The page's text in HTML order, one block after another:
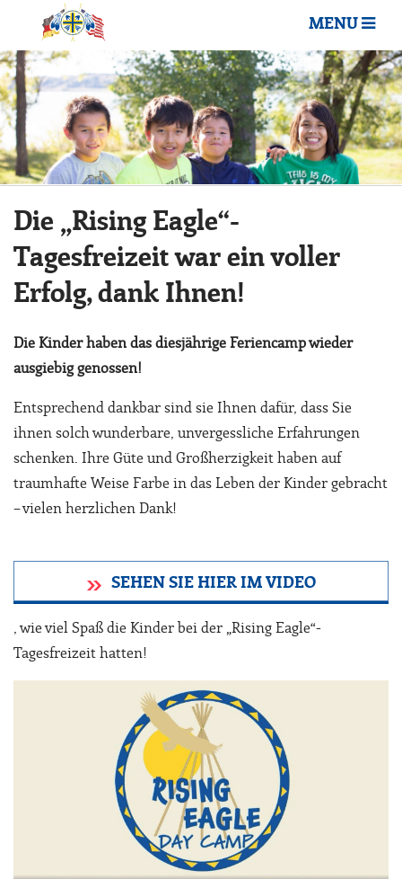
MENU
Die „Rising Eagle“-
Tagesfreizeit war ein voller
Erfolg, dank Ihnen!
Die Kinder haben das diesjährige Feriencamp wieder
ausgiebig genossen!
Entsprechend dankbar sind sie Ihnen dafür, dass Sie
ihnen solch wunderbare, unvergessliche Erfahrungen
schenken. Ihre Güte und Großherzigkeit haben auf
traumhafte Weise Farbe in das Leben der Kinder gebracht
– vielen herzlichen Dank!
SEHEN SIE HIER IM VIDEO
, wie viel Spaß die Kinder bei der „Rising Eagle“-
Tagesfreizeit hatten!